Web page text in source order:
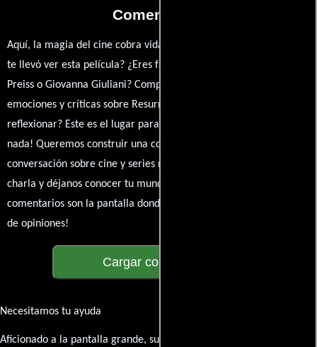
Comentarios
Aquí, la magia del cine cobra vida a través de tus opiniones. ¿Qué
te llevó ver esta película? ¿Eres fan de Tonino De Bernardi, Joana
Preiss o Giovanna Giuliani? Comparte tus pensamientos,
emociones y críticas sobre Resurrezione. ¿Te hizo reír, llorar o
reflexionar? Este es el lugar para expresarlo. ¡No te guardes
nada! Queremos construir una comunidad apasionada donde la
conversación sobre cine y series nunca se detenga. Únete a la
charla y déjanos conocer tu mundo cinematográfico. ¡Los
comentarios son la pantalla donde se proyecta nuestra diversidad
de opiniones!
Cargar comentarios
Necesitamos tu ayuda
Aficionado a la pantalla grande, su participación es clave para hacer